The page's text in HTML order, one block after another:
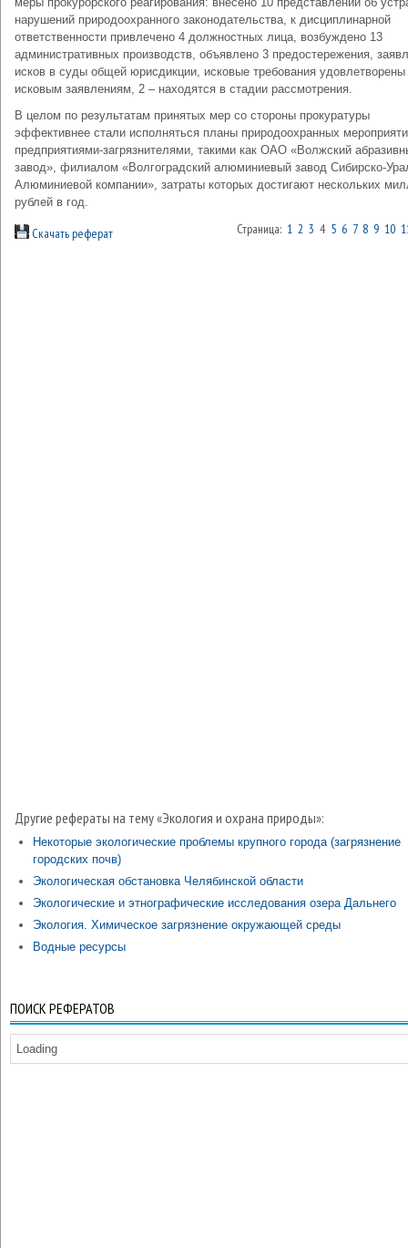
нарушений природоохранного законодательства, к дисциплинарной
ответственности привлечено 4 должностных лица, возбуждено 13
административных производств, объявлено 3 предостережения,
исков в суды общей юрисдикции, исковые требования удовлетворены
исковым заявлениям, 2 – находятся в стадии рассмотрения.
В целом по результатам принятых мер со стороны прокуратуры
эффективнее стали исполняться планы природоохранных
предприятиями-загрязнителями, такими как ОАО «Волжский
завод», филиалом «Волгоградский алюминиевый завод Сибирско-
Алюминиевой компании», затраты которых достигают нескольких
рублей в год.
Скачать реферат Страница: 1 2 3 4 5 6 7 8 9 10
Другие рефераты на тему «Экология и охрана природы»:
Некоторые экологические проблемы крупного города (загрязнение
городских почв)
Экологическая обстановка Челябинской области
Экологические и этнографические исследования озера Дальнего
Экология. Химическое загрязнение окружающей среды
Водные ресурсы
ПОИСК РЕФЕРАТОВ
Loading